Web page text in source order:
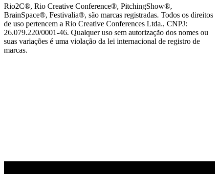
Rio2C®, Rio Creative Conference®, PitchingShow®,
BrainSpace®, Festivalia®, são marcas registradas. Todos os direitos
de uso pertencem a Rio Creative Conferences Ltda., CNPJ:
26.079.220/0001-46. Qualquer uso sem autorização dos nomes ou
suas variações é uma violação da lei internacional de registro de
marcas.